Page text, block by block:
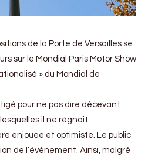
de la Porte de Versailles se
sur le Mondial Paris Motor Show
» du Mondial de
pour ne pas dire décevant
il ne régnait
enjouée et optimiste. Le public
de l’événement. Ainsi, malgré